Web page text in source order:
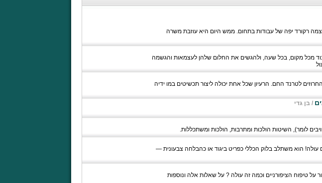
רקורד יפה של עבודות בתחום. ממש היום היא עוזבת משרה
מכל מקום, בכל שעה, ולהגשים את החלום שלהן לעצמאות והגשמה
לטרנד החם. הרעיון שכל אחת יכולה ליצור תכשיטים במו ידיה
/בן גדי
לומר), השיטות הולכות ומתרבות, הולכות ומשתכללות.
עולה! הוא משתלב בלוק הכללי כפריט ביגוד או כהבלחה צבעונית —
על טיפוח הציפורניים וכמה זה עולה ? על שאלות אלה ונוספות